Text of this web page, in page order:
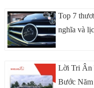
Top 7
nghĩa và
Lời Tri Ân
Bước